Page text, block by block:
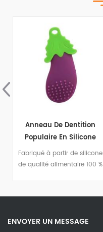
Anneau De Dentition
Populaire En Silicone
Pour Bébé Aubergine
Fabriqué à partir de silicone
de qualité alimentaire 100 %
cadmium, ni phtalates, ni
ENVOYER UN MESSAGE